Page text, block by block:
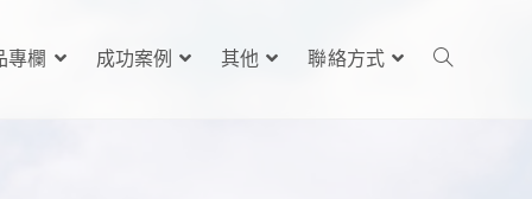
專欄 成功案例 其他 聯絡方式